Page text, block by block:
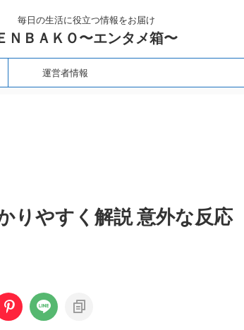
毎日の生活に役立つ情報をお届け
ＮＢＡＫＯ〜エンタメ箱〜
運営者情報
りやすく解説 意外な反応